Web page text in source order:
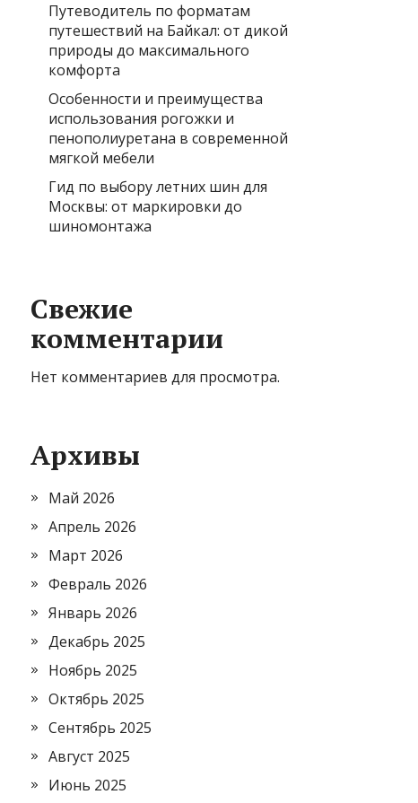
Путеводитель по форматам
путешествий на Байкал: от дикой
природы до максимального
комфорта
Особенности и преимущества
использования рогожки и
пенополиуретана в современной
мягкой мебели
Гид по выбору летних шин для
Москвы: от маркировки до
шиномонтажа
Свежие
комментарии
Нет комментариев для просмотра.
Архивы
Май 2026
Апрель 2026
Март 2026
Февраль 2026
Январь 2026
Декабрь 2025
Ноябрь 2025
Октябрь 2025
Сентябрь 2025
Август 2025
Июнь 2025